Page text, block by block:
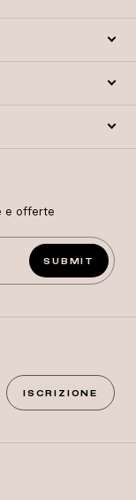
e offerte
SUBMIT
ISCRIZIONE